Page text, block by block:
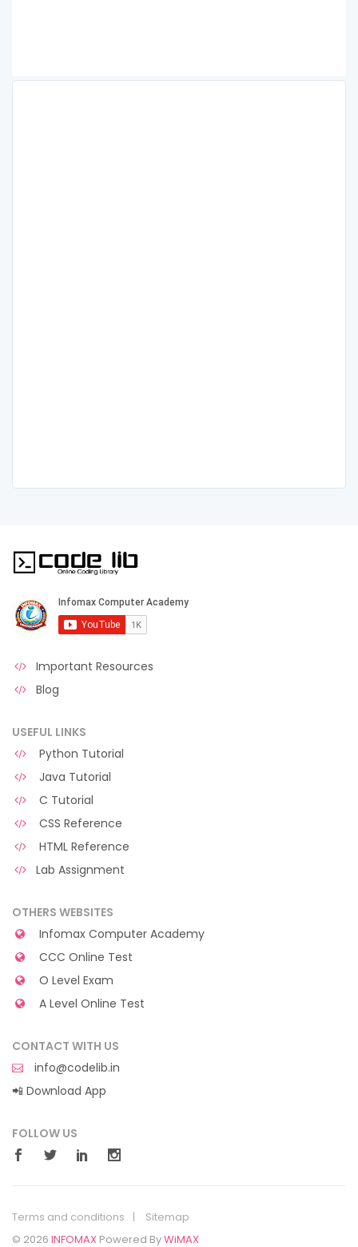
Important Resources
Blog
USEFUL LINKS
Python Tutorial
Java Tutorial
C Tutorial
CSS Reference
HTML Reference
Lab Assignment
OTHERS WEBSITES
Infomax Computer Academy
CCC Online Test
O Level Exam
A Level Online Test
CONTACT WITH US
info@codelib.in
📲 Download App
FOLLOW US
Terms and conditions
Sitemap
© 2026 INFOMAX Powered ByWiMAX